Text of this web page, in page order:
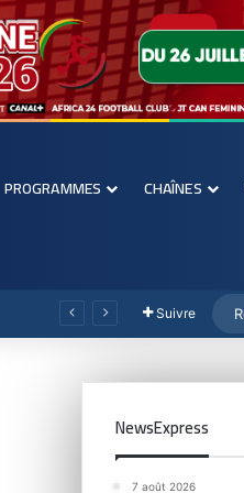
PROGRAMMES CHAÎNES
Suivre
NewsExpress
7 août 2026